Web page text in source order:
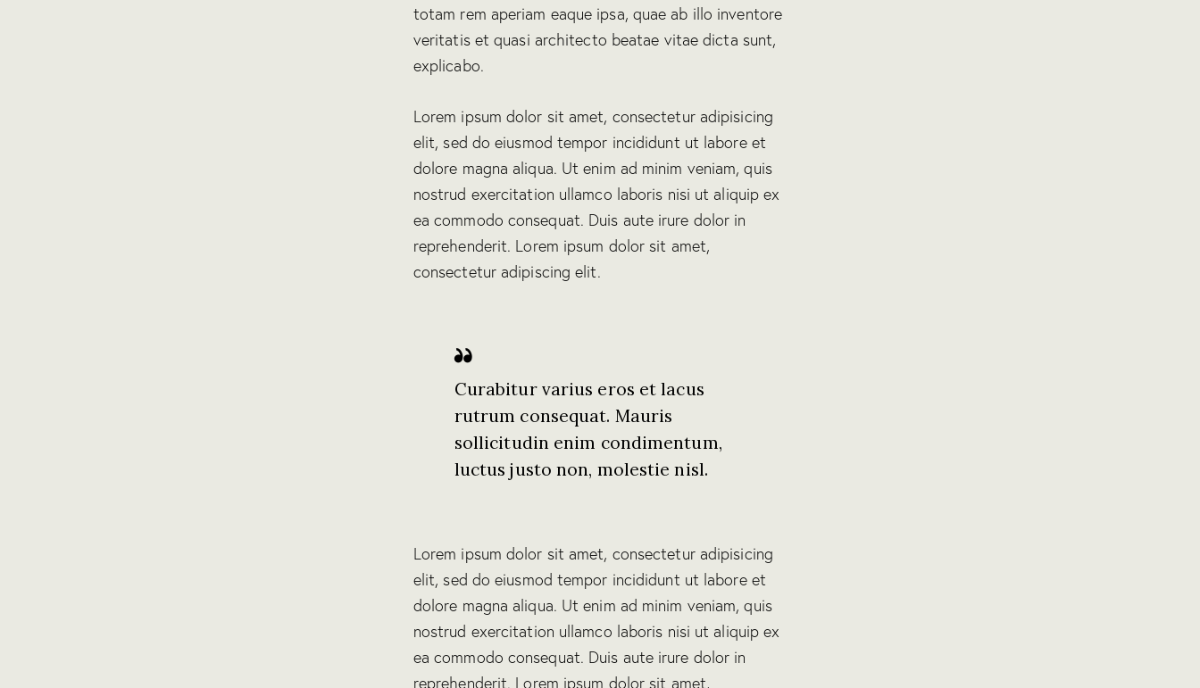
totam rem aperiam eaque ipsa, quae ab illo inventore
veritatis et quasi architecto beatae vitae dicta sunt,
explicabo.
Lorem ipsum dolor sit amet, consectetur adipisicing
elit, sed do eiusmod tempor incididunt ut labore et
dolore magna aliqua. Ut enim ad minim veniam, quis
nostrud exercitation ullamco laboris nisi ut aliquip ex
ea commodo consequat. Duis aute irure dolor in
reprehenderit. Lorem ipsum dolor sit amet,
consectetur adipiscing elit.
Curabitur varius eros et lacus
rutrum consequat. Mauris
sollicitudin enim condimentum,
luctus justo non, molestie nisl.
Lorem ipsum dolor sit amet, consectetur adipisicing
elit, sed do eiusmod tempor incididunt ut labore et
dolore magna aliqua. Ut enim ad minim veniam, quis
nostrud exercitation ullamco laboris nisi ut aliquip ex
ea commodo consequat. Duis aute irure dolor in
reprehenderit. Lorem ipsum dolor sit amet,